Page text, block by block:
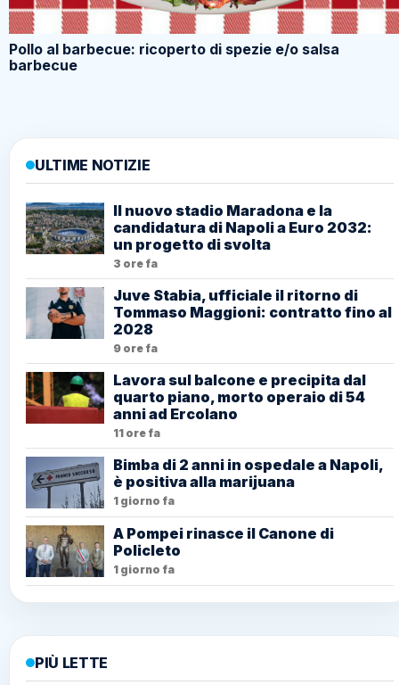
Pollo al barbecue: ricoperto di spezie e/o salsa
barbecue
ULTIME NOTIZIE
Il nuovo stadio Maradona e la
candidatura di Napoli a Euro 2032:
un progetto di svolta
3 ore fa
Juve Stabia, ufficiale il ritorno di
Tommaso Maggioni: contratto fino al
2028
9 ore fa
Lavora sul balcone e precipita dal
quarto piano, morto operaio di 54
anni ad Ercolano
11 ore fa
Bimba di 2 anni in ospedale a Napoli,
è positiva alla marijuana
1 giorno fa
A Pompei rinasce il Canone di
Policleto
1 giorno fa
PIÙ LETTE